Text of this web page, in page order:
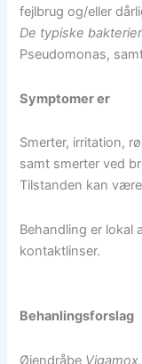
fejlbrug og/eller
De typiske
Pseudomonas,
Symptomer er
Smerter, irritation,
samt smerter ved
Tilstanden kan
Behandling er lokal
kontaktlinser.
Behanlingsforslag
Øjendråbe Vigamox,